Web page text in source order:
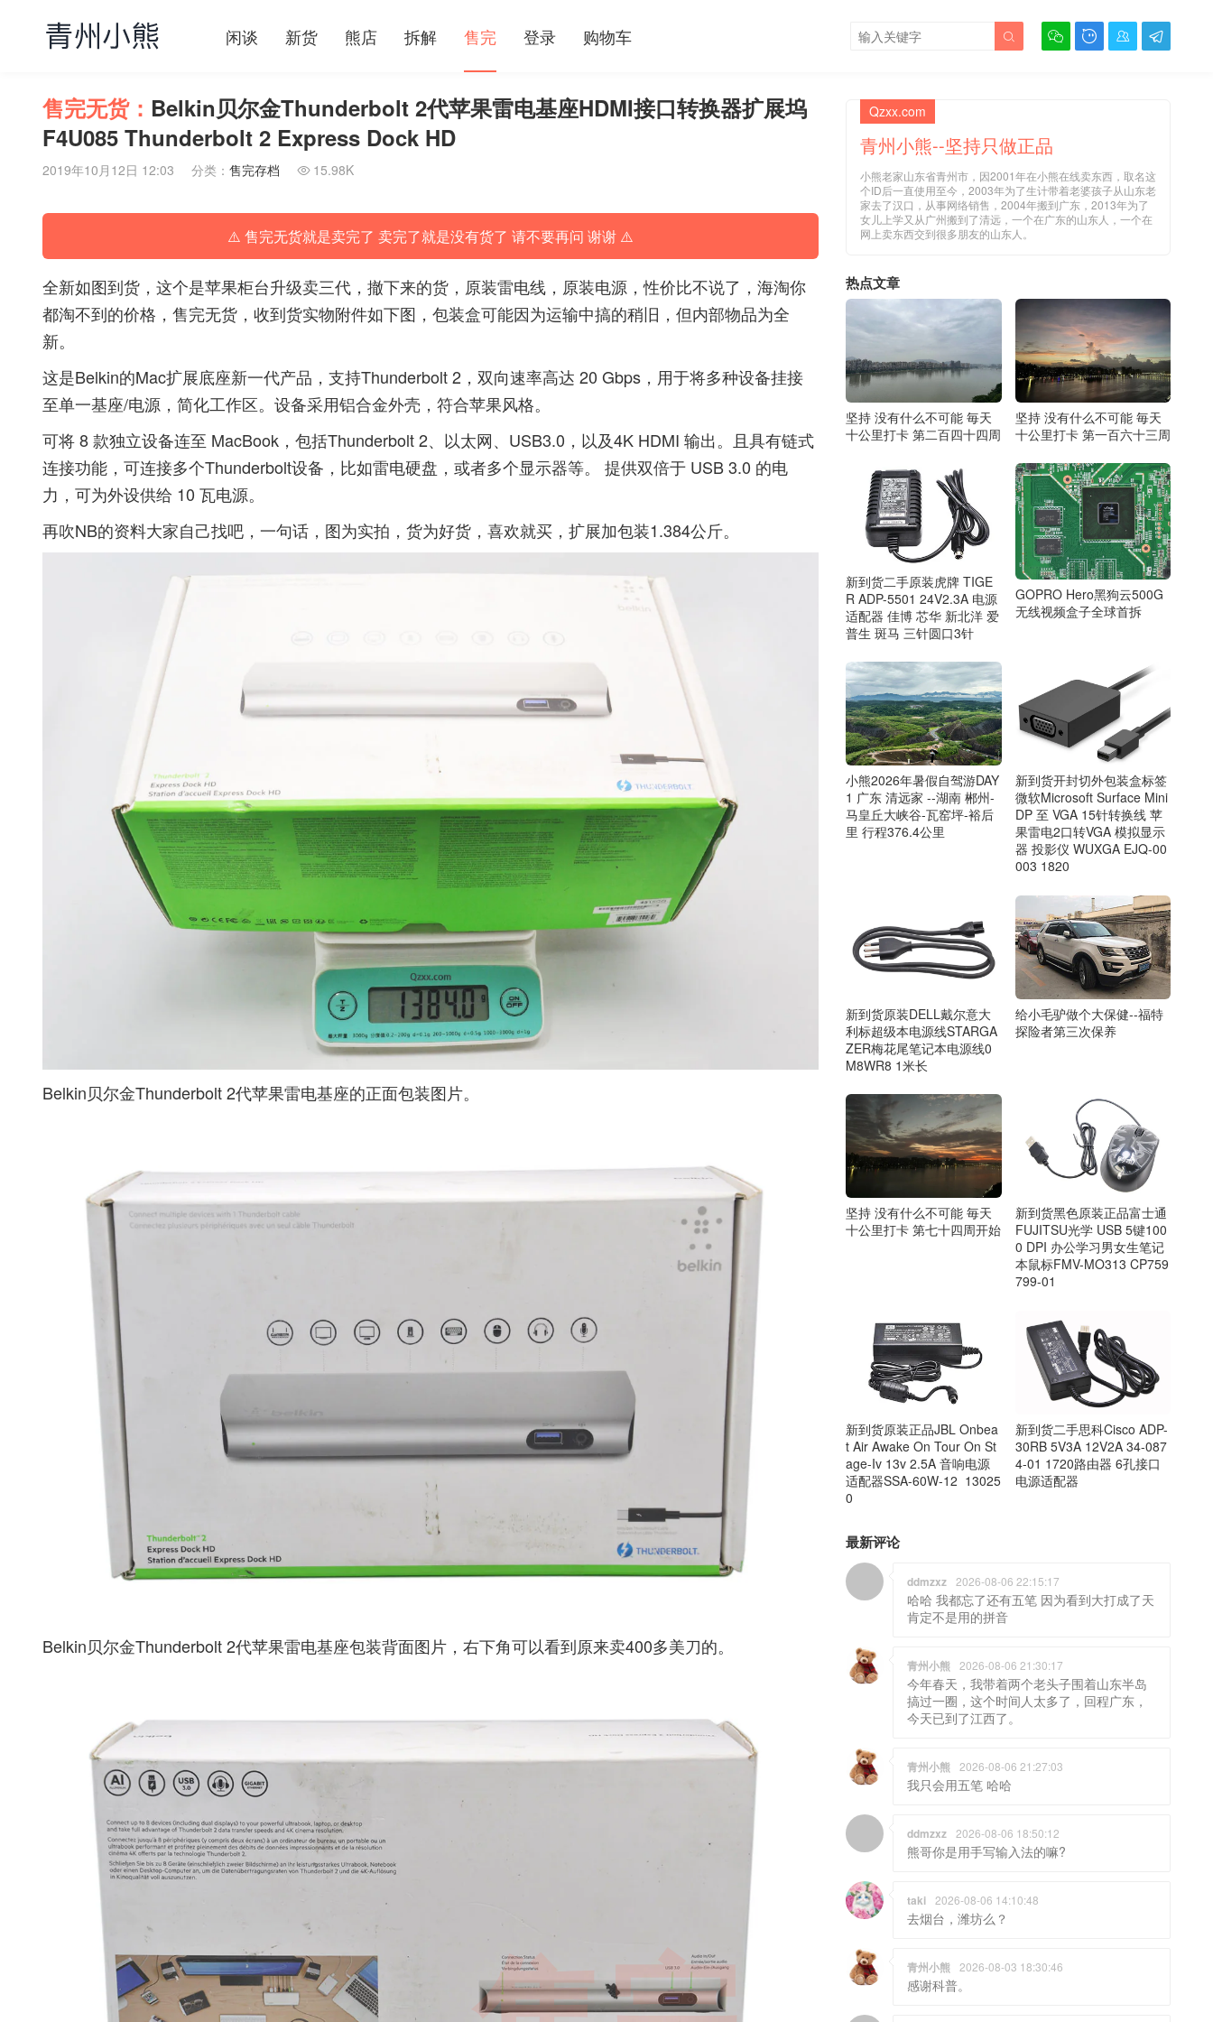
闲谈 新货 熊店 拆解 售完 登录 购物车    

售完无货： Belkin贝尔金Thunderbolt 2代苹果雷电基座HDMI接口转换器扩展坞
F4U085 Thunderbolt 2 Express Dock HD
2019年10月12日 12:03 分类： 售完存档  15.98K
⚠️ 售完无货就是卖完了 卖完了就是没有货了 请不要再问 谢谢 ⚠️
全新如图到货，这个是苹果柜台升级卖三代，撤下来的货，原装雷电线，原装电源，性价比不说了，海淘你
都淘不到的价格，售完无货，收到货实物附件如下图，包装盒可能因为运输中搞的稍旧，但内部物品为全
新。
这是Belkin的Mac扩展底座新一代产品，支持Thunderbolt 2，双向速率高达 20 Gbps，用于将多种设备挂接
至单一基座/电源，简化工作区。设备采用铝合金外壳，符合苹果风格。
可将 8 款独立设备连至 MacBook，包括Thunderbolt 2、以太网、USB3.0，以及4K HDMI 输出。且具有链式
连接功能，可连接多个Thunderbolt设备，比如雷电硬盘，或者多个显示器等。 提供双倍于 USB 3.0 的电
力，可为外设供给 10 瓦电源。
再吹NB的资料大家自己找吧，一句话，图为实拍，货为好货，喜欢就买，扩展加包装1.384公斤。
Belkin贝尔金Thunderbolt 2代苹果雷电基座的正面包装图片。
Belkin贝尔金Thunderbolt 2代苹果雷电基座包装背面图片，右下角可以看到原来卖400多美刀的。
Qzxx.com
青州小熊--坚持只做正品
小熊老家山东省青州市，因2001年在小熊在线卖东西，取名这
个ID后一直使用至今，2003年为了生计带着老婆孩子从山东老
家去了汉口，从事网络销售，2004年搬到广东，2013年为了
女儿上学又从广州搬到了清远，一个在广东的山东人，一个在
网上卖东西交到很多朋友的山东人。
热点文章
坚持 没有什么不可能 毎天
十公里打卡 第二百四十四周
坚持 没有什么不可能 毎天
十公里打卡 第一百六十三周
新到货二手原装虎牌 TIGE
R ADP-5501 24V2.3A 电源
适配器 佳博 芯华 新北洋 爱
普生 斑马 三针圆口3针
GOPRO Hero黑狗云500G
无线视频盒子全球首拆
小熊2026年暑假自驾游DAY
1 广东 清远家 --湖南 郴州-
马皇丘大峡谷-瓦窑坪-裕后
里 行程376.4公里
新到货开封切外包装盒标签
微软Microsoft Surface Mini
DP 至 VGA 15针转换线 苹
果雷电2口转VGA 模拟显示
器 投影仪 WUXGA EJQ-00
003 1820
新到货原装DELL戴尔意大
利标超级本电源线STARGA
ZER梅花尾笔记本电源线0
M8WR8 1米长
给小毛驴做个大保健--福特
探险者第三次保养
坚持 没有什么不可能 毎天
十公里打卡 第七十四周开始
新到货黑色原装正品富士通
FUJITSU光学 USB 5键100
0 DPI 办公学习男女生笔记
本鼠标FMV-MO313 CP759
799-01
新到货原装正品JBL Onbea
t Air Awake On Tour On St
age-Iv 13v 2.5A 音响电源
适配器SSA-60W-12 13025
0
新到货二手思科Cisco ADP-
30RB 5V3A 12V2A 34-087
4-01 1720路由器 6孔接口
电源适配器
最新评论
ddmzxz 2026-08-06 22:15:17
哈哈 我都忘了还有五笔 因为看到大打成了天
肯定不是用的拼音
青州小熊 2026-08-06 21:30:17
今年春天，我带着两个老头子围着山东半岛
搞过一圈，这个时间人太多了，回程广东，
今天已到了江西了。
青州小熊 2026-08-06 21:27:03
我只会用五笔 哈哈
ddmzxz 2026-08-06 18:50:12
熊哥你是用手写输入法的嘛?
taki 2026-08-06 14:10:48
去烟台，潍坊么？
青州小熊 2026-08-03 18:30:46
感谢科普。